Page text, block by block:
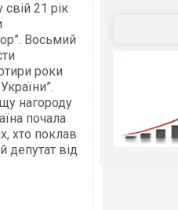
21 рік
Восьмий
роки
нагороду
почала
хто поклав
депутат від